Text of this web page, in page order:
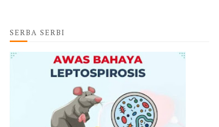
SERBA SERBI